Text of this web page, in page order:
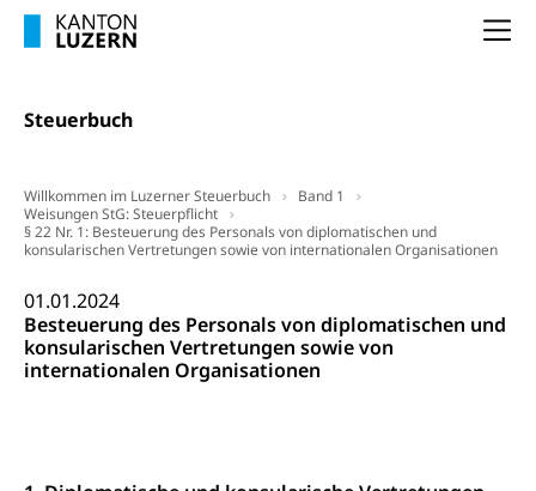
Steuerbuch
Willkommen im Luzerner Steuerbuch
Band 1
Weisungen StG: Steuerpflicht
§ 22 Nr. 1: Besteuerung des Personals von diplomatischen und
konsularischen Vertretungen sowie von internationalen Organisationen
01.01.2024
Besteuerung des Personals von diplomatischen und
konsularischen Vertretungen sowie von
internationalen Organisationen
Kulturelle Einrichtungen
Kulturförderung
Nachwuchsförderung, Vermittlung, Selektive
Förderung, Kulturausschreibungen, Kulturpreis,
Werkbeitrag, Produktionsbeitrag, Recherche,
Musik, Entwicklung, Programmbeiträge,
Filmförderung, Regionale Förderfonds,
Werkankäufe, Kunstankäufe, Kunst und Bau, Schule
und Kultur, Kulturgesuche, Kulturvermittlung